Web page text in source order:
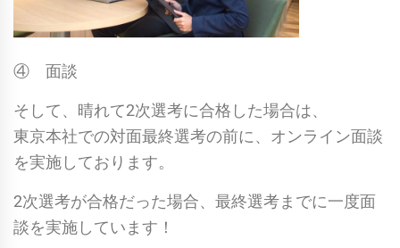
④ 面談
そして、晴れて2次選考に合格した場合は、
東京本社での対面最終選考の前に、オンライン面談
を実施しております。
2次選考が合格だった場合、最終選考までに一度面
談を実施しています！